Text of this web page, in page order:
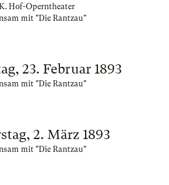
Hof-Operntheater
mit "Die Rantzau"
23. Februar 1893
mit "Die Rantzau"
2. März 1893
mit "Die Rantzau"